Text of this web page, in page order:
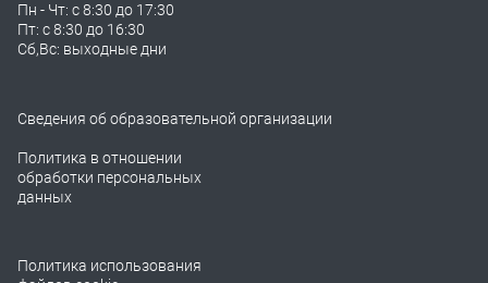
Пн - Чт: с 8:30 до 17:30
Пт: с 8:30 до 16:30
Сб,Вс: выходные дни
Сведения об образовательной организации
Политика в отношении
обработки персональных
данных
Политика использования